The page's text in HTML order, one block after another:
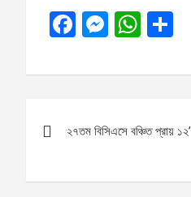
F
ce
o
k
M
se
g
W
at
A
p
navigation
২৭তম বিসিএসে বঞ্চিত প্রায়